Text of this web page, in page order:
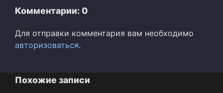
Комментарии: 0
Для отправки комментария вам необходимо
авторизоваться.
Похожие записи